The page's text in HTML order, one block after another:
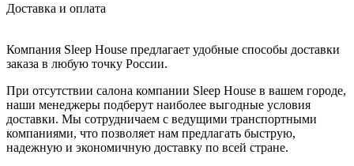
Доставка и оплата
Компания Sleep House предлагает удобные способы доставки
заказа в любую точку России.
При отсутствии салона компании Sleep House в вашем городе,
наши менеджеры подберут наиболее выгодные условия
доставки. Мы сотрудничаем с ведущими транспортными
компаниями, что позволяет нам предлагать быструю,
надежную и экономичную доставку по всей стране.